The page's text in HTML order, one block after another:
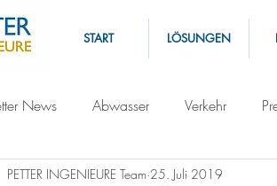
START LÖSUNGEN
News Abwasser Verkehr
PETTER INGENIEURE Team 25. Juli 2019